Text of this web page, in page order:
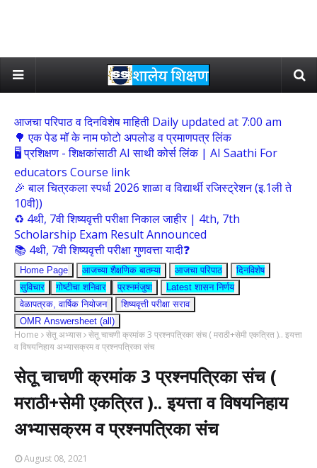
आजचा परिपाठ व दिनविशेष माहिती Daily updated at 7:00 am
🌳 एक पेड मॉ के नाम फोटो अपलोड व प्रमाणपत्र लिंक
🖥 प्रशिक्षण - शिक्षकांसाठी AI साथी कोर्स लिंक | AI Saathi For
educators Course link
🎉 बाल चित्रकला स्पर्धा 2026 शाळा व विद्यार्थी रजिस्ट्रेशन (इ.1ली ते
10वी))
♻️ 4थी, 7वी शिष्यवृत्ती परीक्षा निकाल जाहीर | 4th, 7th
Scholarship Exam Result Announced
📚 4थी, 7वी शिष्यवृत्ती परीक्षा गुणवत्ता यादी❓
Home Page आजच्या शैक्षणिक बातम्या आजचा परिपाठ
दिनविशेष
सुविचार
गोष्टीचा शनिवार प्रश्नमंजुषा
Latest शासन निर्णय
वेळापत्रक, वार्षिक नियोजन
शिष्यवृत्ती परीक्षा सराव
OMR Answersheet (all)
Home सेतू अभ्यास सेतू चाचणी क्रमांक 3 प्रश्नपत्रिका संच ( मराठी+सेमी एकत्रित ).. इयत्ता
व विषयनिहाय अभ्यासक्रम व प्रश्नपत्रिका संच
सेतू चाचणी क्रमांक 3 प्रश्नपत्रिका संच (
मराठी+सेमी एकत्रित ).. इयत्ता व विषयनिहाय
अभ्यासक्रम व प्रश्नपत्रिका संच
August 08, 2021